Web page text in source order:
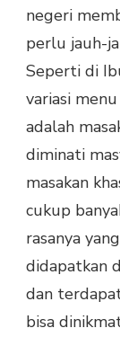
negeri
perlu jauh-
Seperti di
variasi
adalah
diminati
masakan
cukup
rasanya
didapatkan
dan
bisa